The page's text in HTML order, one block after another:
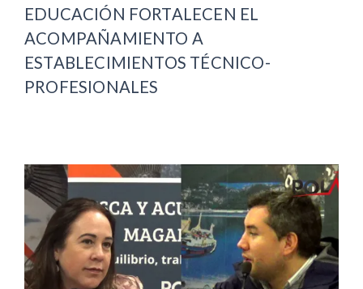
EDUCACIÓN FORTALECEN EL
ACOMPAÑAMIENTO A
ESTABLECIMIENTOS TÉCNICO-
PROFESIONALES